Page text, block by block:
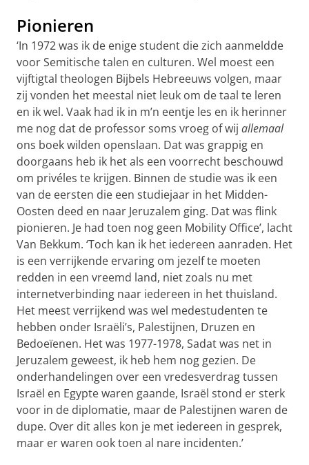
Pionieren
‘In 1972 was ik de enige student die zich aanmeldde
voor Semitische talen en culturen. Wel moest een
vijftigtal theologen Bijbels Hebreeuws volgen, maar
zij vonden het meestal niet leuk om de taal te leren
en ik wel. Vaak had ik in m’n eentje les en ik herinner
me nog dat de professor soms vroeg of wij allemaal
ons boek wilden openslaan. Dat was grappig en
doorgaans heb ik het als een voorrecht beschouwd
om privéles te krijgen. Binnen de studie was ik een
van de eersten die een studiejaar in het Midden-
Oosten deed en naar Jeruzalem ging. Dat was flink
pionieren. Je had toen nog geen Mobility Office’, lacht
Van Bekkum. ‘Toch kan ik het iedereen aanraden. Het
is een verrijkende ervaring om jezelf te moeten
redden in een vreemd land, niet zoals nu met
internetverbinding naar iedereen in het thuisland.
Het meest verrijkend was wel medestudenten te
hebben onder Israëli’s, Palestijnen, Druzen en
Bedoeïenen. Het was 1977-1978, Sadat was net in
Jeruzalem geweest, ik heb hem nog gezien. De
onderhandelingen over een vredesverdrag tussen
Israël en Egypte waren gaande, Israël stond er sterk
voor in de diplomatie, maar de Palestijnen waren de
dupe. Over dit alles kon je met iedereen in gesprek,
maar er waren ook toen al nare incidenten.’